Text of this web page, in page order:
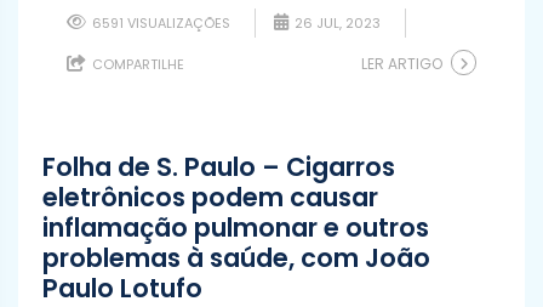
6591 VISUALIZAÇÕES 26 JUL, 2023
COMPARTILHE LER ARTIGO
Folha de S. Paulo – Cigarros
eletrônicos podem causar
inflamação pulmonar e outros
problemas à saúde, com João
Paulo Lotufo